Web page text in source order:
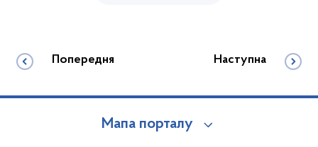
Попередня Наступна
Мапа порталу